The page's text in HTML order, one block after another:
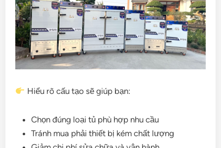
Hiểu rõ cấu tạo sẽ giúp bạn:
Chọn đúng loại tủ phù hợp nhu cầu
Tránh mua phải thiết bị kém chất lượng